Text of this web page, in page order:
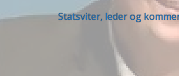
Statsviter, leder og